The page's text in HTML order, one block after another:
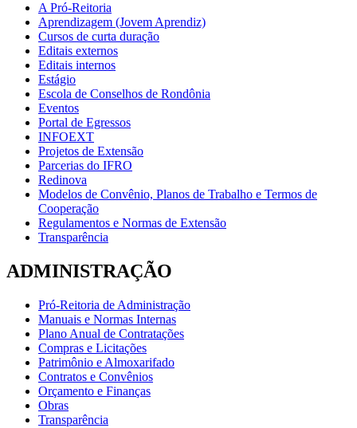
A Pró-Reitoria
Aprendizagem (Jovem Aprendiz)
Cursos de curta duração
Editais externos
Editais internos
Estágio
Escola de Conselhos de Rondônia
Eventos
Portal de Egressos
INFOEXT
Projetos de Extensão
Parcerias do IFRO
Redinova
Modelos de Convênio, Planos de Trabalho e Termos de
Cooperação
Regulamentos e Normas de Extensão
Transparência
ADMINISTRAÇÃO
Pró-Reitoria de Administração
Manuais e Normas Internas
Plano Anual de Contratações
Compras e Licitações
Patrimônio e Almoxarifado
Contratos e Convênios
Orçamento e Finanças
Obras
Transparência